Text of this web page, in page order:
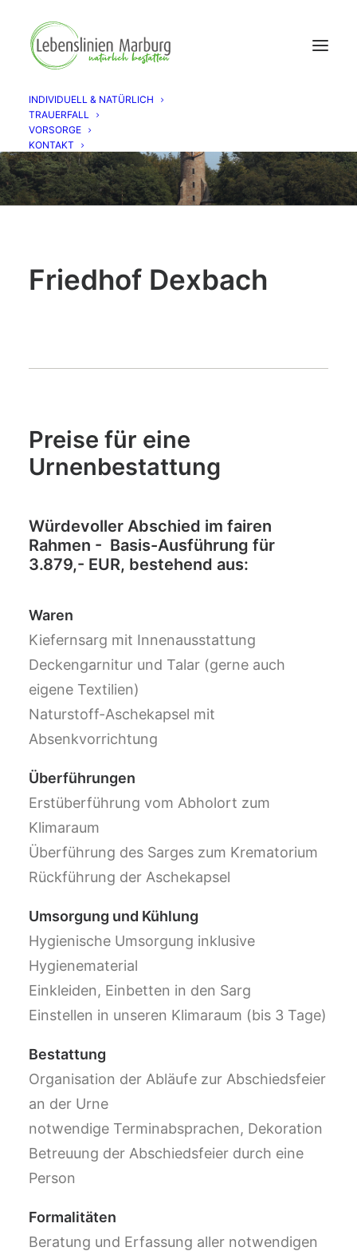
INDIVIDUELL & NATÜRLICH
TRAUERFALL
VORSORGE
KONTAKT
Friedhof Dexbach
Preise für eine
Urnenbestattung
Würdevoller Abschied im fairen
Rahmen - Basis-Ausführung für
3.879,- EUR, bestehend aus:
Waren
Kiefernsarg mit Innenausstattung
Deckengarnitur und Talar (gerne auch
eigene Textilien)
Naturstoff-Aschekapsel mit
Absenkvorrichtung
Überführungen
Erstüberführung vom Abholort zum
Klimaraum
Überführung des Sarges zum Krematorium
Rückführung der Aschekapsel
Umsorgung und Kühlung
Hygienische Umsorgung inklusive
Hygienematerial
Einkleiden, Einbetten in den Sarg
Einstellen in unseren Klimaraum (bis 3 Tage)
Bestattung
Organisation der Abläufe zur Abschiedsfeier
an der Urne
notwendige Terminabsprachen, Dekoration
Betreuung der Abschiedsfeier durch eine
Person
Formalitäten
Beratung und Erfassung aller notwendigen